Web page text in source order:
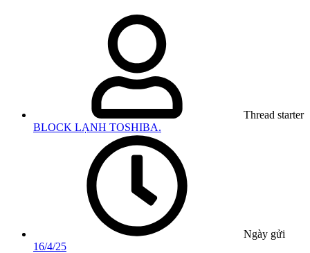
Thread starter
BLOCK LẠNH TOSHIBA.
Ngày gửi
16/4/25